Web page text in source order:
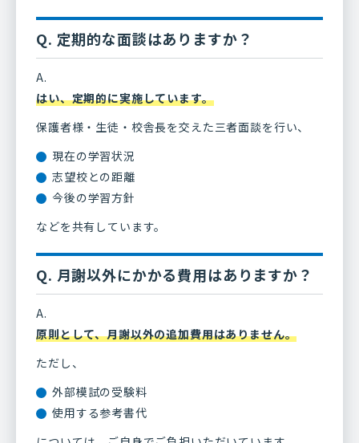
Q. 定期的な面談はありますか？
A.
はい、定期的に実施しています。
保護者様・生徒・校舎長を交えた三者面談を行い、
現在の学習状況
志望校との距離
今後の学習方針
などを共有しています。
Q. 月謝以外にかかる費用はありますか？
A.
原則として、月謝以外の追加費用はありません。
ただし、
外部模試の受験料
使用する参考書代